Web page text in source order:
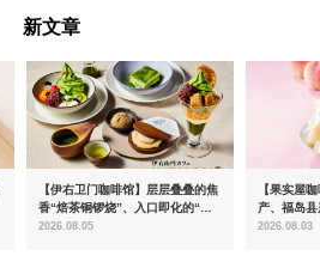
新文章
【伊右卫门咖啡馆】层层叠叠的焦
香“焙茶铜锣烧”、入口即化的“宇
治抹茶提拉米苏”全新登场
2026.08.05
【果实屋
产、福岛
2026.08.03